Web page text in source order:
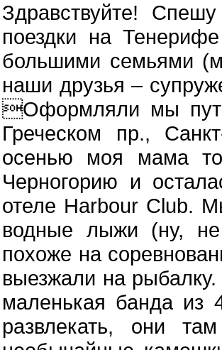
Здравствуйте!
поездки на
большими семьями
наши друзья –
Оформляли мы
Греческом пр.,
осенью моя мама
Черногорию и
отеле Harbour Club.
водные лыжи (ну,
похоже на
выезжали на
маленькая банда из
развлекать, они